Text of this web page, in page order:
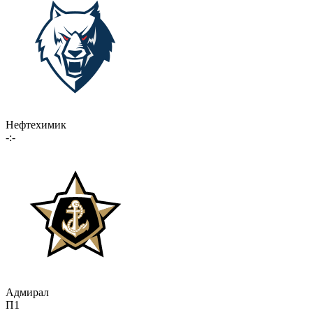
Нефтехимик
-:-
Адмирал
П1